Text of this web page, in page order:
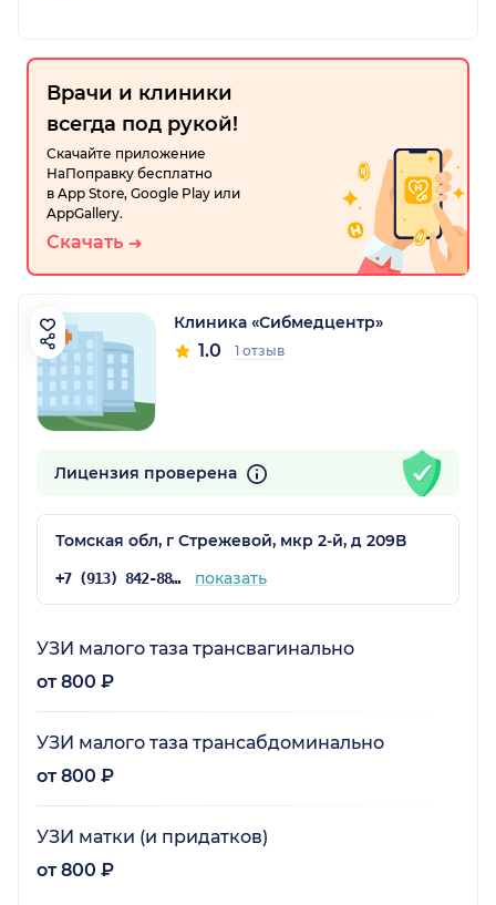
Врачи и клиники
всегда под рукой!
Скачайте приложение
НаПоправку бесплатно
в App Store, Google Play или
AppGallery.
Скачать
Клиника «Сибмедцентр»
1.0 1 отзыв
Лицензия проверена
Томская обл, г Стрежевой, мкр 2-й, д 209В
+7 (913) 842-88-24 показать
УЗИ малого таза трансвагинально
от 800 ₽
УЗИ малого таза трансабдоминально
от 800 ₽
УЗИ матки (и придатков)
от 800 ₽